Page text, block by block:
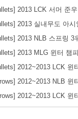
2013 LCK 서머 준
2013 실내무도 아
2013 NLB 스프링 3
2013 MLG 윈터 챔
2012~2013 LCK 윈
2012~2013 NLB 윈
2012~2013 LCK 윈